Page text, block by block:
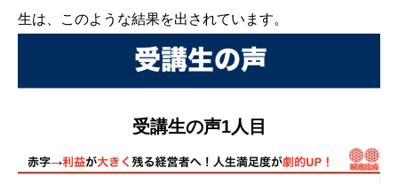
生は、このような結果を出されています。
受講生の声1人目